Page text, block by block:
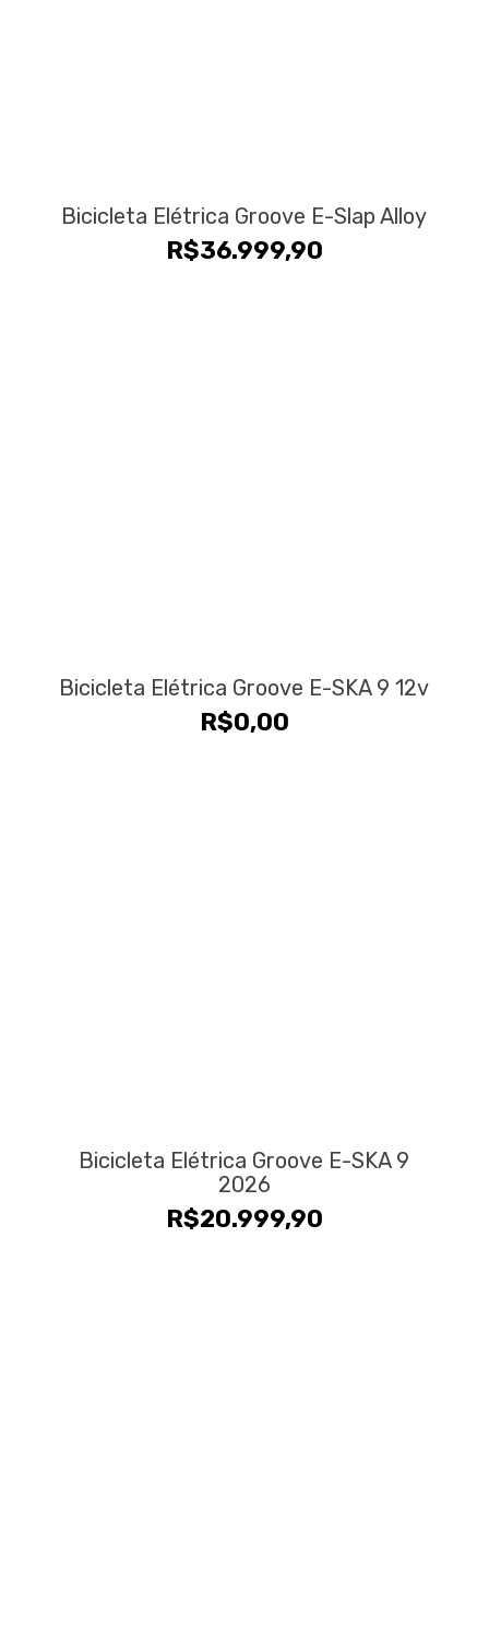
Bicicleta Elétrica Groove E-Slap Alloy
R$36.999,90
Bicicleta Elétrica Groove E-SKA 9 12v
R$0,00
Bicicleta Elétrica Groove E-SKA 9
2026
R$20.999,90